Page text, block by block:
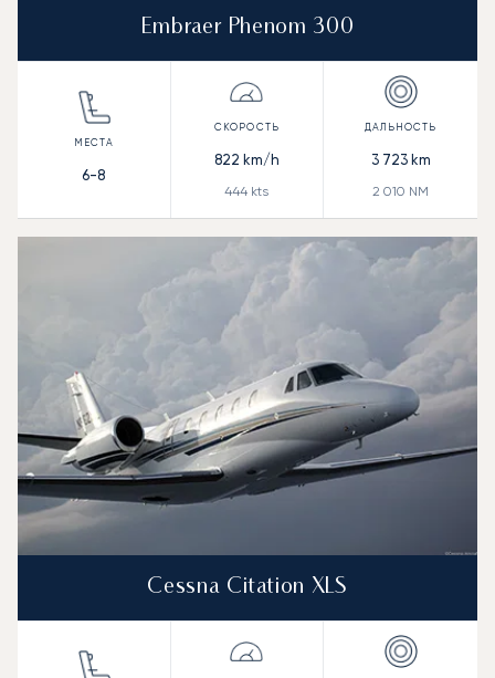
Embraer Phenom 300
6-8
822 km/h
444 kts
3 723km
2 010 NM
Cessna Citation XLS